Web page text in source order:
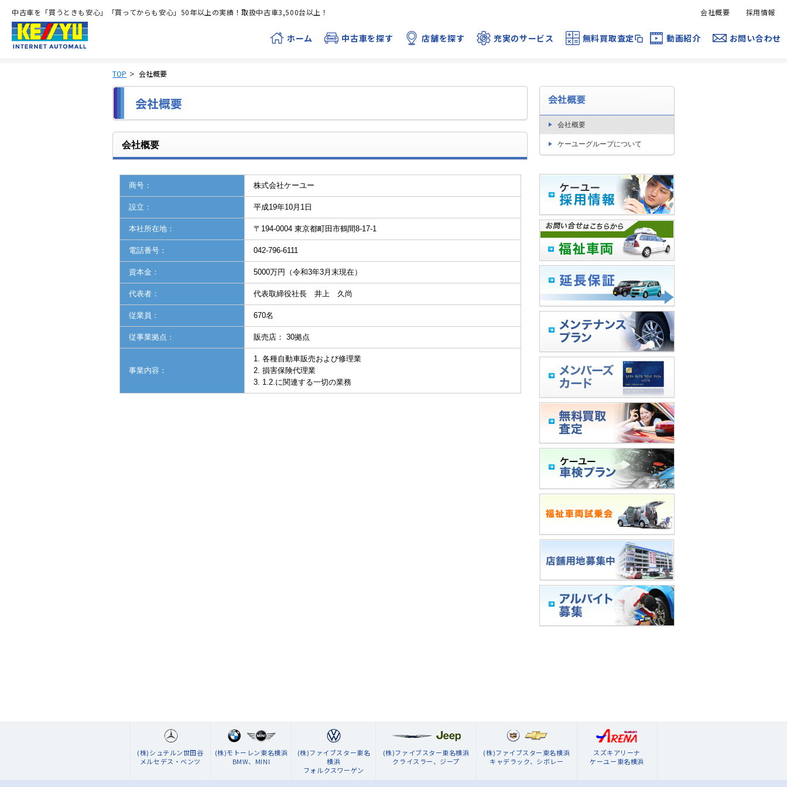
中古車を「買うときも安心」「買ってからも安心」50年以上の実績！取扱中古車3,500台以上！
ホーム 中古車を探す 店舗を探す 充実のサービス 無料買取査定 動画紹介 お問い合わせ
会社概要 採用情報
TOP 会社概要
会社概要
商号： 株式会社ケーユー
設立： 平成19年10月1日
本社所在地： 〒194-0004 東京都町田市鶴間8-17-1
電話番号： 042-796-6111
資本金： 5000万円（令和3年3月末現在）
代表者： 代表取締役社長 井上 久尚
従業員： 670名
従事業拠点： 販売店： 30拠点
事業内容：
1. 各種自動車販売および修理業
2. 損害保険代理業
3. 1.2.に関連する一切の業務
会社概要
ケーユーグループについて
(株)シュテルン世田谷
メルセデス・ベンツ
(株)モトーレン東名横浜
BMW、MINI
(株)ファイブスター東名
横浜
フォルクスワーゲン
(株)ファイブスター東名横浜
クライスラー、ジープ
(株)ファイブスター東名横浜
キャデラック、シボレー
スズキアリーナ
ケーユー東名横浜